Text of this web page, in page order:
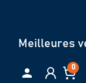
Meilleures
 0